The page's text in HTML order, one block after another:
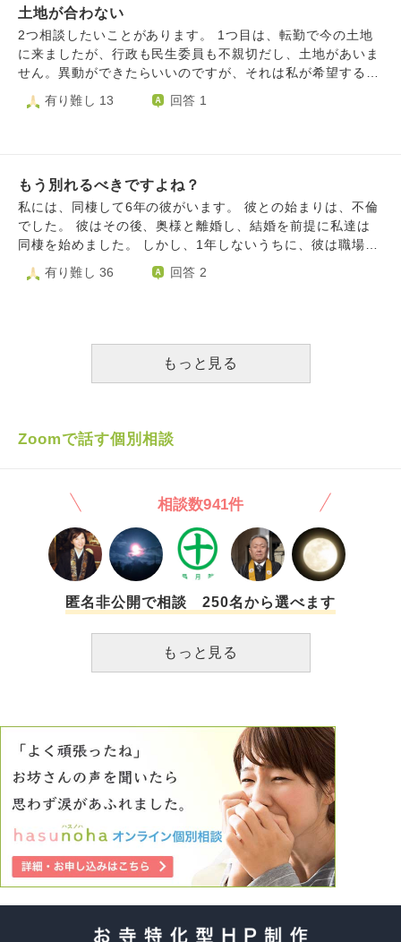
きゃならないのかという気持ちもあります。相談しように
も、自分の性格に加えてコロナ禍という事もあって、そもそ
もコミニケーションがあまり取れない状況になっています。
自分はどんな気構えで臨めばいいのか、暗く沈んだ気持ちの
れない状況になる事もあり ます。良きアドバイスをお願い
土地が合わない
2つ相談したいことがあります。 1つ目は、転勤で今の土地
に来ましたが、行政も民生委員も不親切だし、土地があいま
せん。異動ができたらいいのですが、それは私が希望する事
は出来ないので難しいです。 この土地で後何年暮らすんだ
ろうと思っています。本当どこかに転勤になればとは思いま
良い職場だったのですが、以前もらったボーナスの払い方で
一つ気になるとことがあり、それを外部の労働組合に聞いて
みると、その払い方は、改善できるかもしれないと言われま
した。その嘆願書を出そうかどうしようか迷っています。
し、けど、その近くに住むとも限らないし、その職場に再就
思ったり…どうしたら良いでしょうか？？
有り難し 13 回答 1
もう別れるべきですよね？
私には、同棲して6年の彼がいます。 彼との始まりは、不倫
でした。 彼はその後、奥様と離婚し、結婚を前提に私達は
同棲を始めました。 しかし、1年しないうちに、彼は職場の
アルバイトの当時高校一年生の子と関係をもち、それが会社
にバレて退職をしました。 私は、始まりが始まりだったの
にいる事を選びました。 そのあいだ、結婚について進展は
き、彼の携帯を見たら、電車の向かいの高校生のスカートの
中を動画で盗撮しているのを、見つけてしまいました。 撮
ている様子はありませんでした。 それを見つけた瞬間、震
えがとまらなくなり、彼に問いただしたところ、認めまし
た。 それから、一年がたち、私も現在33才。 結婚を考えた
時に今の人と結婚を考えた時、難しいと思いました。 た
だ、今まで一緒にいた時間が長すぎて、決断が鈍ってしまっ
ています。 仕事を転職する際に色々な面では支えてもらっ
人としては、良い人です。 私が、冷静にみれなくなってい
るだけですよね？ 客観的に見て、今の彼との今後は厳しい
有り難し 36 回答 2
もっと見る
Zoomで話す個別相談
相談数941件
匿名非公開で相談 250名から選べます
もっと見る